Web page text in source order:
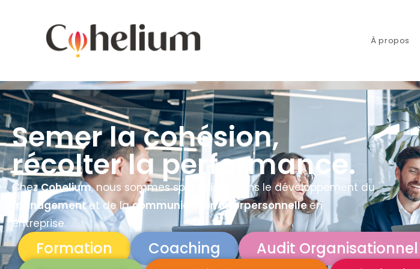
À propos
Semer la cohésion,
récolter la performance.
ChezCohelium, nous sommes spécialisés dans le développement du
managementet de lacommunication interpersonnelleen
entreprise.
Formation Coaching Audit Organisationnel